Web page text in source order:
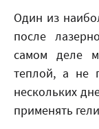
Один из
после
самом деле
теплой, а не
нескольких
применять